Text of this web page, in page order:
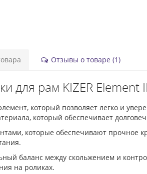
Отзывы о товаре (1)
для рам KIZER Element
который позволяет легко и
который обеспечивает
которые обеспечивают прочное
баланс между скольжением и
на роликах.